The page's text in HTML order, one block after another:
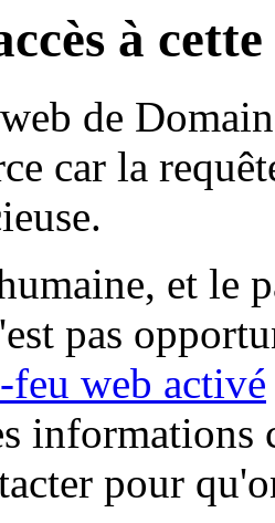
à
de
car la
et le
pas
feu web activé
informations
pour